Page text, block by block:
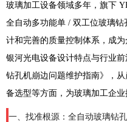
玻璃加工设备领域多年，旗下
全自动多功能单 / 双工位玻璃
计和完善的质量控制体系，成
银河光电设备设计特点与行业
钻孔机崩边问题维护指南》，
备选型等方面，为玻璃加工企业
一、找准根源：全自动玻璃钻